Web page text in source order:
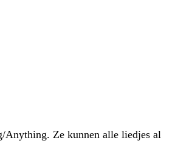
Anything. Ze kunnen alle liedjes al